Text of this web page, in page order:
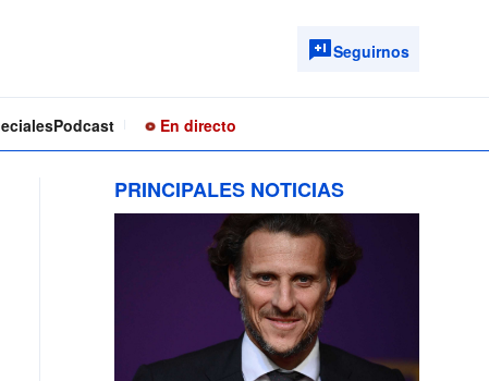
Seguirnos
Podcast En directo
PRINCIPALES NOTICIAS